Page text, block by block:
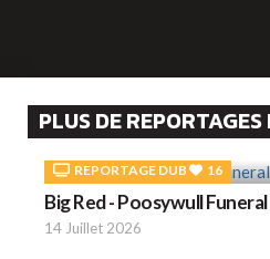
PLUS DE REPORTAGES
REPORTAGE DUB 16
Big Red - Poosywull Funeral
14 Juillet 2026